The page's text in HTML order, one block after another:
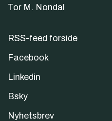
Tor M. Nondal
RSS-feed forside
Facebook
Linkedin
Bsky
Nyhetsbrev